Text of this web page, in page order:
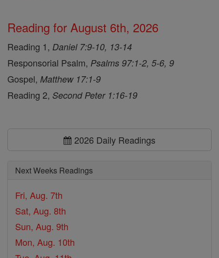
Reading for August 6th, 2026
Reading 1, Daniel 7:9-10, 13-14
Responsorial Psalm, Psalms 97:1-2, 5-6, 9
Gospel, Matthew 17:1-9
Reading 2, Second Peter 1:16-19
2026 Daily Readings
Next Weeks Readings
Fri, Aug. 7th
Sat, Aug. 8th
Sun, Aug. 9th
Mon, Aug. 10th